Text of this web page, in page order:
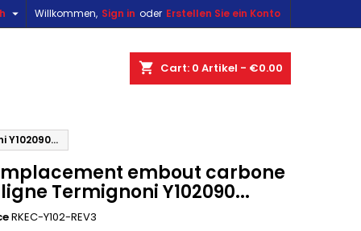
Willkommen, Sign in oder Erstellen Sie ein Konto

shopping_cart Cart: 0 Artikel - €0.00
embout carbone
Termignoni Y102090...
RKEC-Y102-REV3